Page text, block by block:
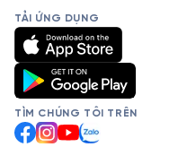
TẢI ỨNG DỤNG
TÌM CHÚNG TÔI TRÊN
Facebook
Instagram
YouTube
Zalo